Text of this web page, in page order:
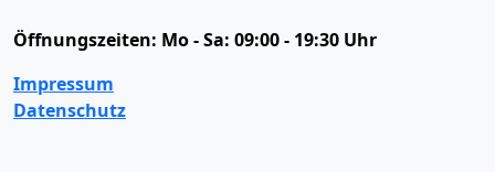
Öffnungszeiten: Mo - Sa: 09:00 - 19:30 Uhr
Impressum
Datenschutz